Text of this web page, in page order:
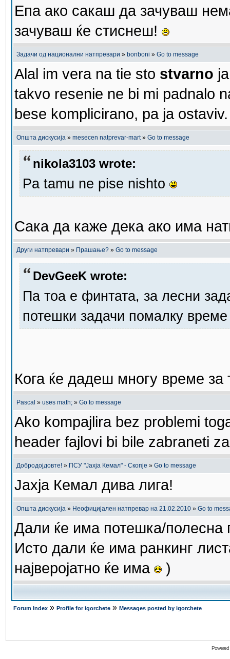
Епа ако сакаш да зачуваш
зачуваш ќе стиснеш!
Задачи од национални натпревари » bonboni » Go to message
Alal im vera na tie sto stvarno
takvo resenie ne bi mi padnalo
bese komplicirano, pa ja ostaviv.
Општа дискусија » mesecen natprevar-mart» Go to message
nikola3103 wrote:
Pa tamu ne pise nishto
Сака да каже дека ако има
Други натпревари » Прашање? » Go to message
DevGeeK wrote:
Па тоа е финтата, за лесни
потешки задачи помалку
Кога ќе дадеш многу време за
Pascal » uses math; » Go to message
Ako kompajlira bez problemi
header fajlovi bi bile zabraneti
Добродојдовте! » ПCУ "Јахја Кемал" - Скопје » Go to message
Јахја Кемал дива лига!
Општа дискусија » Неофицијален натпревар на 21.02.2010 » Go to
Дали ќе има потешка/полесна
Исто дали ќе има ранкинг
најверојатно ќе има
)
Forum Index » Profile for igorchete » Messages posted by igorchete